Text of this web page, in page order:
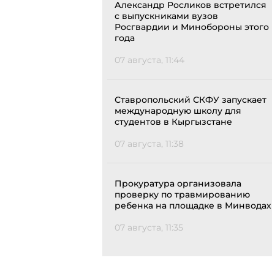
Александр Росликов встретился
с выпускниками вузов
Росгвардии и Минобороны этого
года
07 августа, 11:44
Ставропольский СКФУ запускает
международную школу для
студентов в Кыргызстане
07 августа, 11:38
Прокуратура организовала
проверку по травмированию
ребенка на площадке в Минводах
07 августа, 11:35